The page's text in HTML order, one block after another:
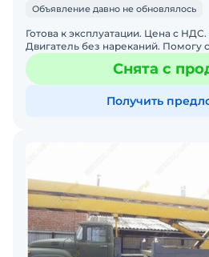
Объявление давно не обновлялось
Готова к эксплуатации. Цена с
Двигатель без нареканий. Помогу
вложений.
Снята с
Получить